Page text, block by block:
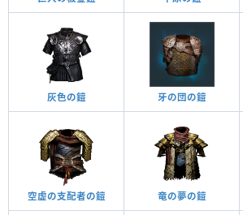
灰色の鎧 牙の団の鎧
空虚の支配者の鎧 竜の夢の鎧